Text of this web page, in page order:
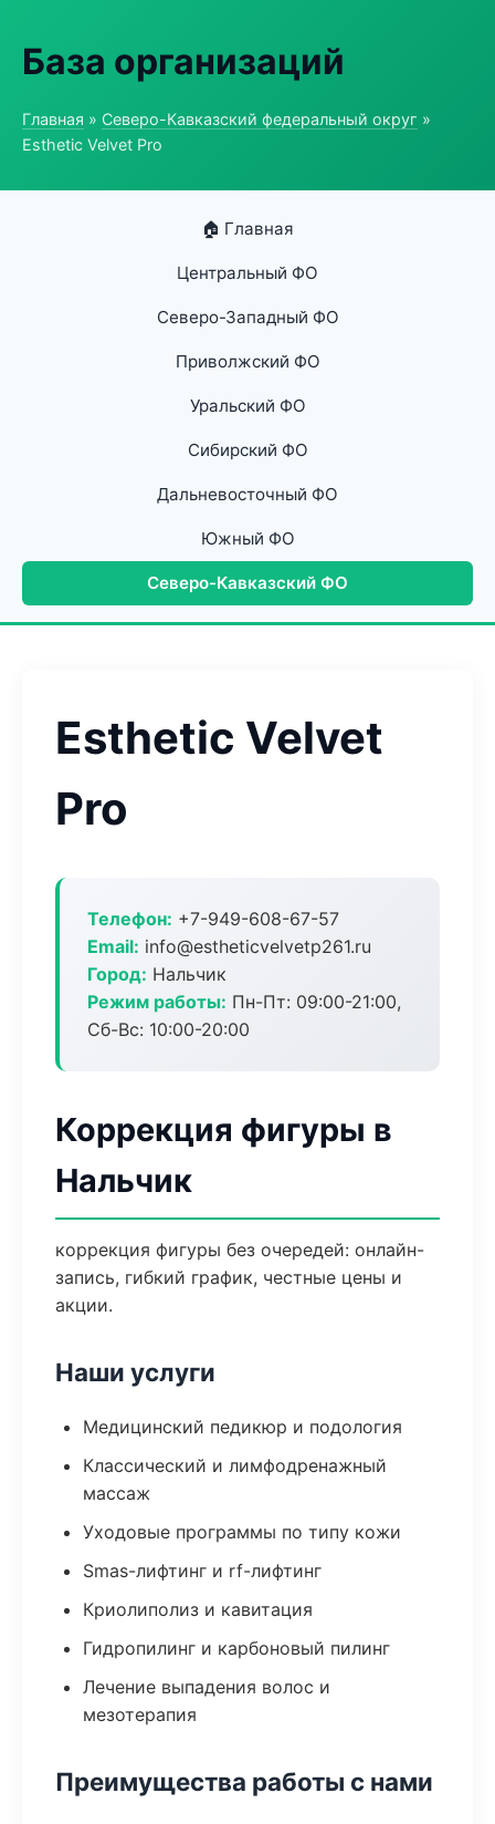
База организаций
Главная » Северо-Кавказский федеральный округ »
Esthetic Velvet Pro
🏠 Главная
Центральный ФО
Северо-Западный ФО
Приволжский ФО
Уральский ФО
Сибирский ФО
Дальневосточный ФО
Южный ФО
Северо-Кавказский ФО
Esthetic Velvet
Pro
Телефон: +7-949-608-67-57
Email: info@estheticvelvetp261.ru
Город: Нальчик
Режим работы: Пн-Пт: 09:00-21:00,
Сб-Вс: 10:00-20:00
Коррекция фигуры в
Нальчик
коррекция фигуры без очередей: онлайн-
запись, гибкий график, честные цены и
акции.
Наши услуги
Медицинский педикюр и подология
Классический и лимфодренажный
массаж
Уходовые программы по типу кожи
Smas-лифтинг и rf-лифтинг
Криолиполиз и кавитация
Гидропилинг и карбоновый пилинг
Лечение выпадения волос и
мезотерапия
Преимущества работы с нами